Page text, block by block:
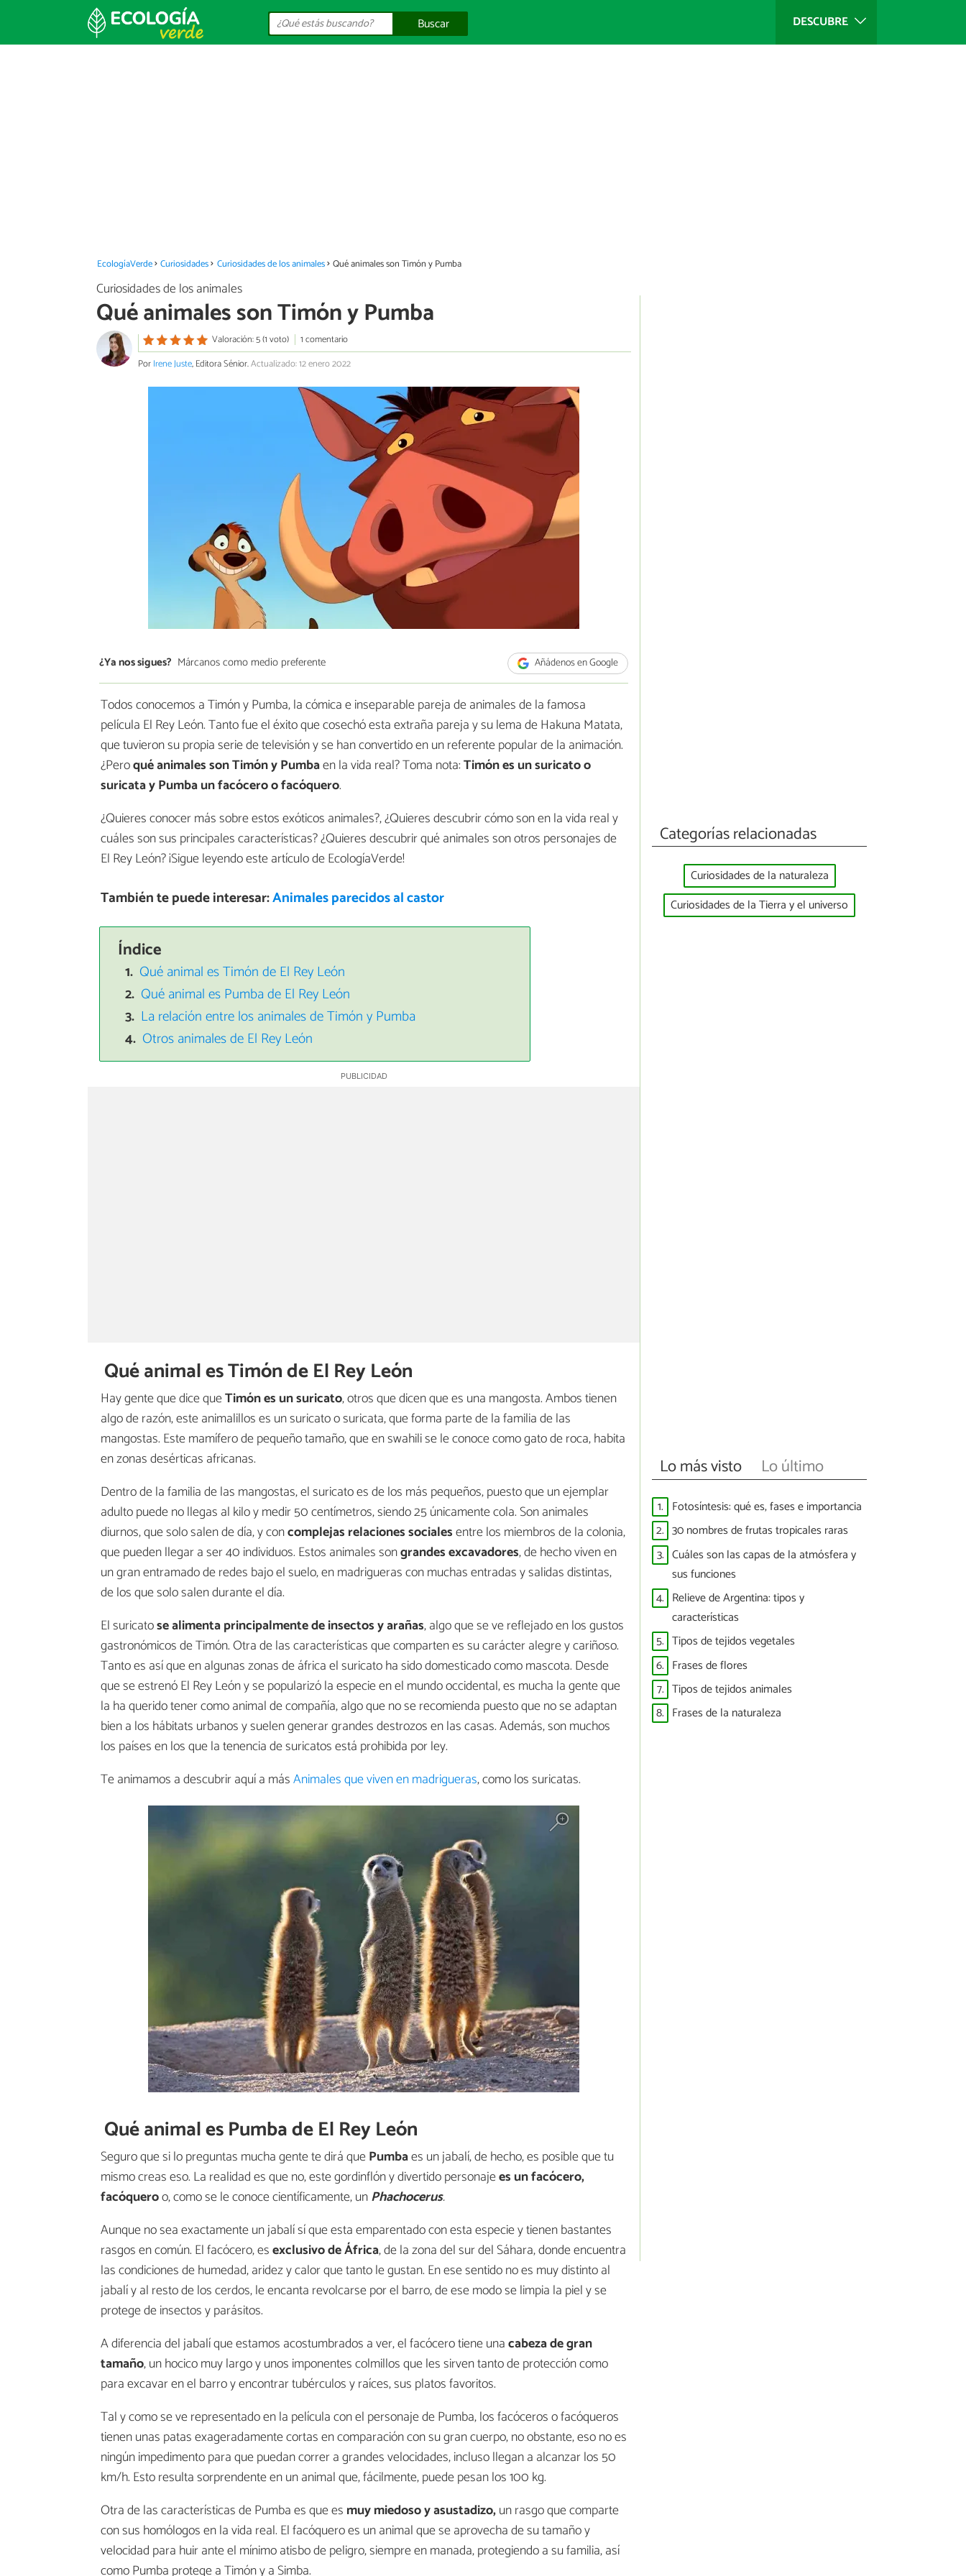
DESCUBRE
Buscar
EcologíaVerde Curiosidades Curiosidades de los animales Qué animales son Timón y Pumba
Curiosidades de los animales
Qué animales son Timón y Pumba
Valoración: 5 (1 voto)
1 comentario
PorIrene Juste, Editora Sénior.Actualizado: 12 enero 2022
¿Ya nos sigues? Márcanos como medio preferente Añádenos en Google
Todos conocemos a Timón y Pumba, la cómica e inseparable pareja de animales de la famosa
película El Rey León. Tanto fue el éxito que cosechó esta extraña pareja y su lema de Hakuna Matata,
que tuvieron su propia serie de televisión y se han convertido en un referente popular de la animación.
¿Peroqué animales son Timón y Pumbaen la vida real? Toma nota:Timón es un suricato o
suricata y Pumba un facócero ofacóquero.
¿Quieres conocer más sobre estos exóticos animales?, ¿Quieres descubrir cómo son en la vida real y
cuáles son sus principales características? ¿Quieres descubrir qué animales son otros personajes de
El Rey León? ¡Sigue leyendo este artículo de EcologíaVerde!
También te puede interesar:Animales parecidos al castor
Índice
Qué animal es Timón de El Rey León
Qué animal es Pumba de El Rey León
La relación entre los animales de Timón y Pumba
Otros animales de El Rey León
Qué animal es Timón de El Rey León
Hay gente que dice queTimón es un suricato, otros que dicen que es una mangosta. Ambos tienen
algo de razón, este animalillos es un suricato o suricata, que forma parte de la familia de las
mangostas. Este mamífero de pequeño tamaño, que en swahili se le conoce como gato de roca, habita
en zonas desérticas africanas.
Dentro de la familia de las mangostas, el suricato es de los más pequeños, puesto que un ejemplar
adulto puede no llegas al kilo y medir 50 centímetros, siendo 25 únicamente cola. Son animales
diurnos, que solo salen de día, y concomplejas relaciones socialesentre los miembros de la colonia,
que pueden llegar a ser 40 individuos. Estos animales songrandes excavadores, de hecho viven en
un gran entramado de redes bajo el suelo, en madrigueras con muchas entradas y salidas distintas,
de los que solo salen durante el día.
El suricatose alimenta principalmente de insectos y arañas, algo que se ve reflejado en los gustos
gastronómicos de Timón. Otra de las características que comparten es su carácter alegre y cariñoso.
Tanto es así que en algunas zonas de áfrica el suricato ha sido domesticado como mascota. Desde
que se estrenó El Rey León y se popularizó la especie en el mundo occidental, es mucha la gente que
la ha querido tener como animal de compañía, algo que no se recomienda puesto que no se adaptan
bien a los hábitats urbanos y suelen generar grandes destrozos en las casas. Además, son muchos
los países en los que la tenencia de suricatos está prohibida por ley.
Te animamos a descubrir aquí a másAnimales que viven en madrigueras, como los suricatas.
Qué animal es Pumba de El Rey León
Seguro que si lo preguntas mucha gente te dirá quePumbaes un jabalí, de hecho, es posible que tu
mismo creas eso. La realidad es que no, este gordinflón y divertido personajees un facócero,
facóqueroo, como se le conoce científicamente, unPhachocerus.
Aunque no sea exactamente un jabalí sí que esta emparentado con esta especie y tienen bastantes
rasgos en común. El facócero, esexclusivo de África, de la zona del sur del Sáhara, donde encuentra
las condiciones de humedad, aridez y calor que tanto le gustan. En ese sentido no es muy distinto al
jabalí y al resto de los cerdos, le encanta revolcarse por el barro, de ese modo se limpia la piel y se
protege de insectos y parásitos.
A diferencia del jabalí que estamos acostumbrados a ver, el facócero tiene unacabeza de gran
tamaño, un hocico muy largo y unos imponentes colmillos que les sirven tanto de protección como
para excavar en el barro y encontrar tubérculos y raíces, sus platos favoritos.
Tal y como se ve representado en la película con el personaje de Pumba, los facóceros o facóqueros
tienen unas patas exageradamente cortas en comparación con su gran cuerpo, no obstante, eso no es
ningún impedimento para que puedan correr a grandes velocidades, incluso llegan a alcanzar los 50
km/h. Esto resulta sorprendente en un animal que, fácilmente, puede pesan los 100 kg.
Otra de las características de Pumba es que es muy miedoso y asustadizo,un rasgo que comparte
con sus homólogos en la vida real. El facóquero es un animal que se aprovecha de su tamaño y
velocidad para huir ante el mínimo atisbo de peligro, siempre en manada, protegiendo a su familia, así
como Pumba protege a Timón y a Simba.
Categorías relacionadas
Curiosidades de la naturaleza
Curiosidades de la Tierra y el universo
Lo más visto Lo último
1. Fotosíntesis: qué es, fases e importancia
2. 30 nombres de frutas tropicales raras
3. Cuáles son las capas de la atmósfera y
sus funciones
4. Relieve de Argentina: tipos y
características
5. Tipos de tejidos vegetales
6. Frases de flores
7. Tipos de tejidos animales
8. Frases de la naturaleza